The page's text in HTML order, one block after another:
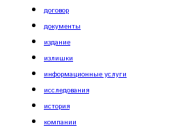
договор
документы
издание
излишки
информационные услуги
исследования
история
компании